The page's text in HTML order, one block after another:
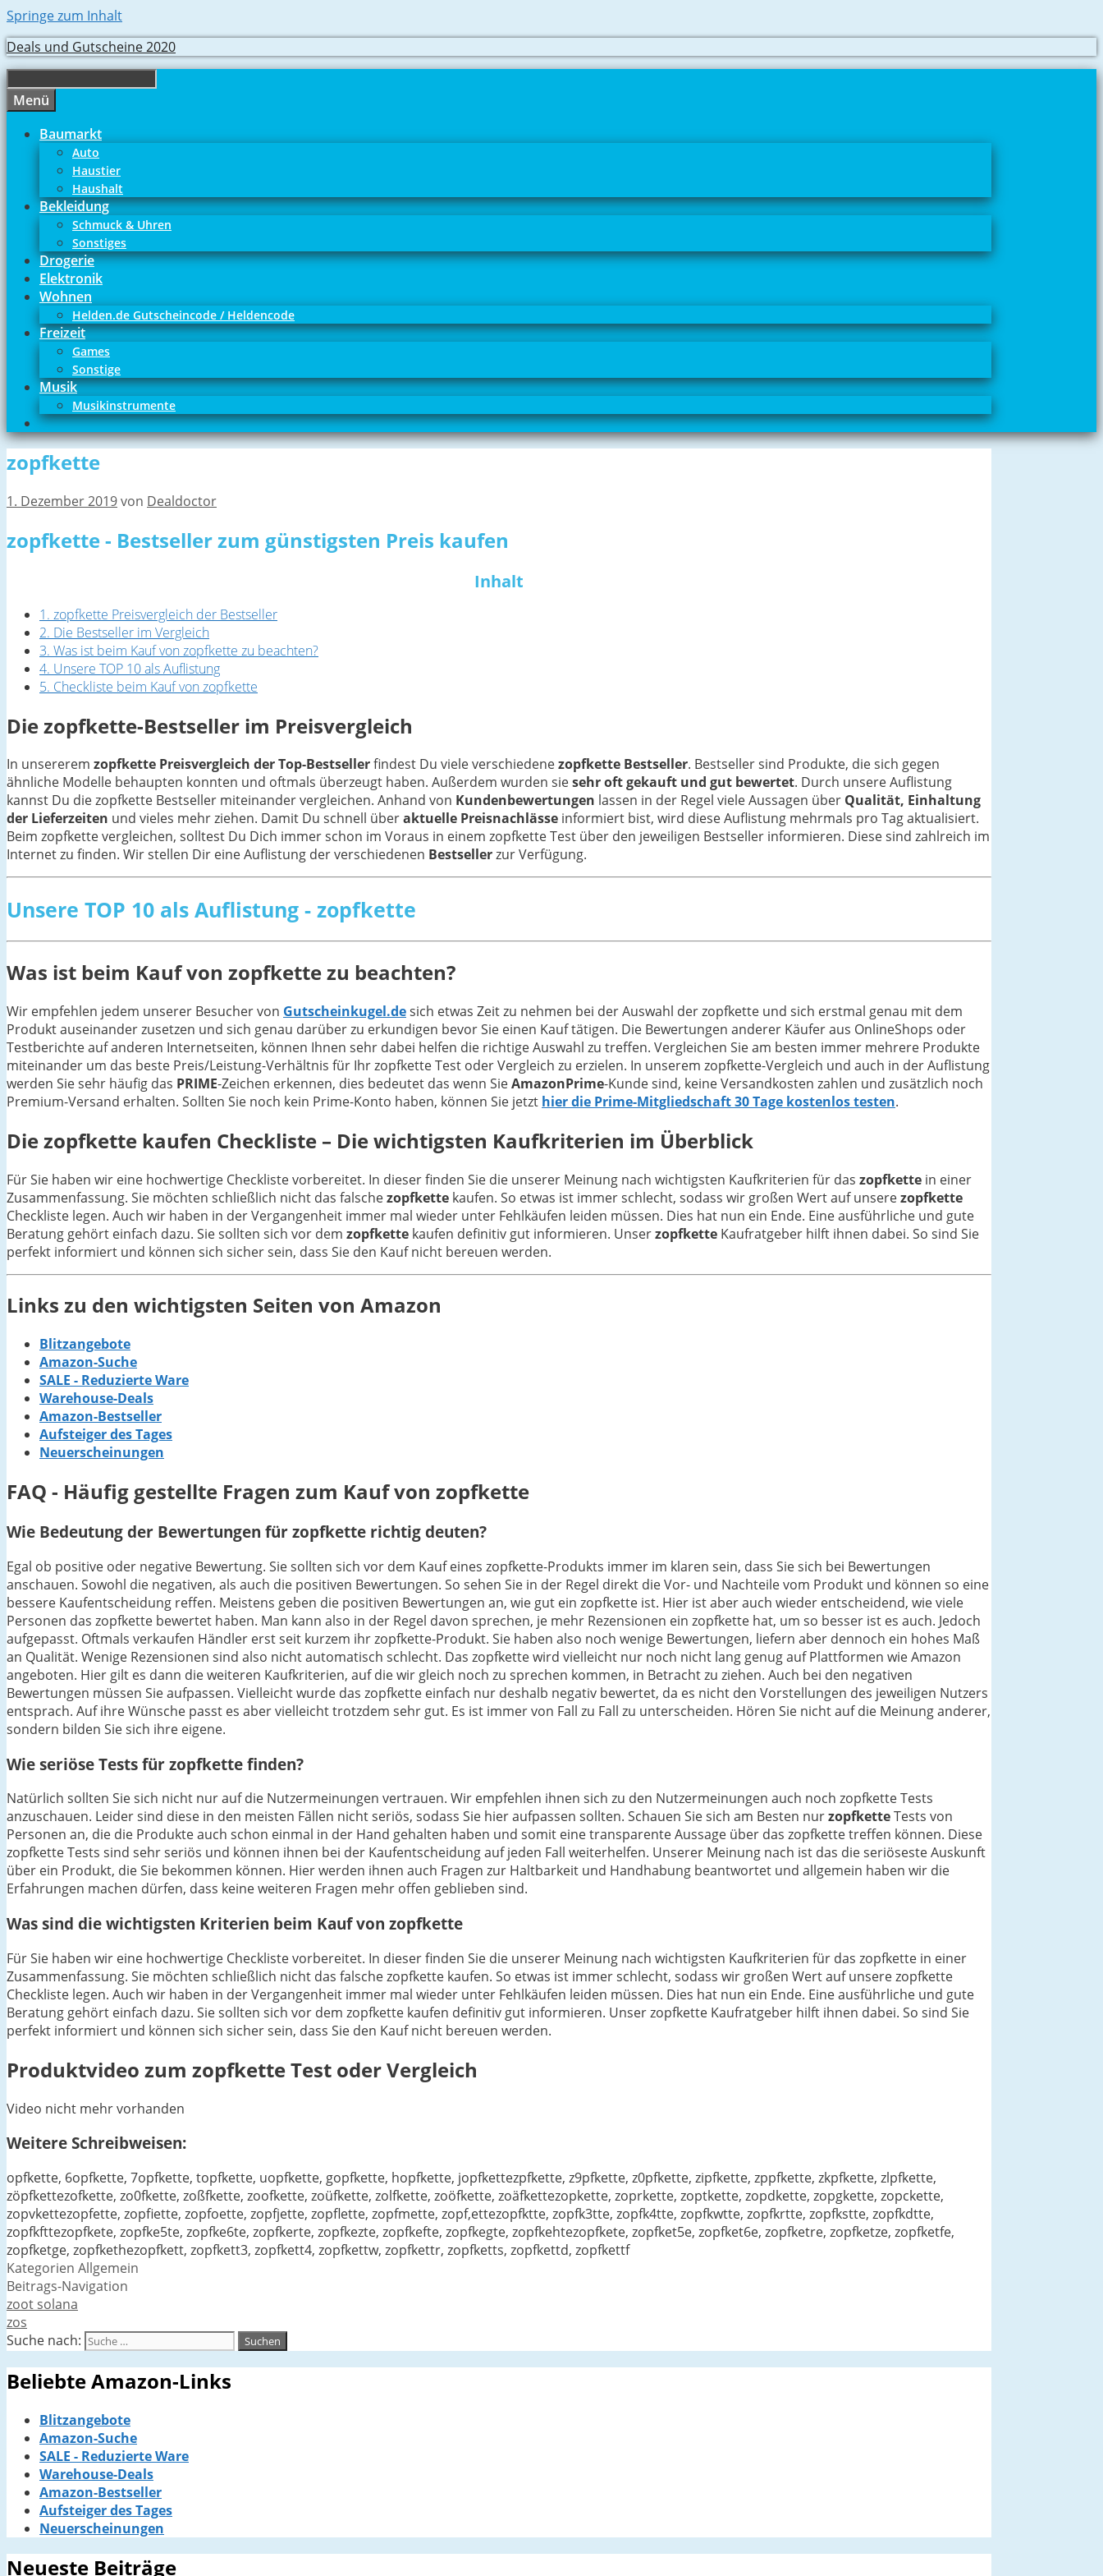
Springe zum Inhalt
Deals und Gutscheine 2020
Menü
Baumarkt
Auto
Haustier
Haushalt
Bekleidung
Schmuck & Uhren
Sonstiges
Drogerie
Elektronik
Wohnen
Helden.de Gutscheincode / Heldencode
Freizeit
Games
Sonstige
Musik
Musikinstrumente
zopfkette
1. Dezember 2019von Dealdoctor
zopfkette - Bestseller zum günstigsten Preis kaufen
Inhalt
1. zopfkette Preisvergleich der Bestseller
2. Die Bestseller im Vergleich
3. Was ist beim Kauf von zopfkette zu beachten?
4. Unsere TOP 10 als Auflistung
5. Checkliste beim Kauf von zopfkette
Die zopfkette-Bestseller im Preisvergleich
In unsererem zopfkette Preisvergleich der Top-Bestsellerfindest Du viele verschiedenezopfkette Bestseller. Bestseller sind Produkte, die sich gegen
ähnliche Modelle behaupten konnten und oftmals überzeugt haben. Außerdem wurden siesehr oft gekauft und gut bewertet. Durch unsere Auflistung
kannst Du die zopfkette Bestseller miteinander vergleichen. Anhand von Kundenbewertungen lassen in der Regel viele Aussagen über Qualität, Einhaltung
der Lieferzeiten und vieles mehr ziehen. Damit Du schnell überaktuelle Preisnachlässe informiert bist, wird diese Auflistung mehrmals pro Tag aktualisiert.
Beim zopfkette vergleichen, solltest Du Dich immer schon im Voraus in einem zopfkette Test über den jeweiligen Bestseller informieren. Diese sind zahlreich im
Internet zu finden. Wir stellen Dir eine Auflistung der verschiedenen Bestsellerzur Verfügung.
Unsere TOP 10 als Auflistung - zopfkette
Was ist beim Kauf von zopfkette zu beachten?
Wir empfehlen jedem unserer Besucher von Gutscheinkugel.desich etwas Zeit zu nehmen bei der Auswahl der zopfkette und sich erstmal genau mit dem
Produkt auseinander zusetzen und sich genau darüber zu erkundigen bevor Sie einen Kauf tätigen. Die Bewertungen anderer Käufer aus OnlineShops oder
Testberichte auf anderen Internetseiten, können Ihnen sehr dabei helfen die richtige Auswahl zu treffen. Vergleichen Sie am besten immer mehrere Produkte
miteinander um das beste Preis/Leistung-Verhältnis für Ihr zopfkette Test oder Vergleich zu erzielen. In unserem zopfkette-Vergleich und auch in der Auflistung
werden Sie sehr häufig das PRIME-Zeichen erkennen, dies bedeutet das wenn SieAmazonPrime-Kunde sind, keine Versandkosten zahlen und zusätzlich noch
Premium-Versand erhalten. Sollten Sie noch kein Prime-Konto haben, können Sie jetzt hier die Prime-Mitgliedschaft 30 Tage kostenlos testen.
Diezopfkette kaufen Checkliste – Die wichtigsten Kaufkriterien im Überblick
Für Sie haben wir eine hochwertige Checkliste vorbereitet. In dieser finden Sie die unserer Meinung nach wichtigsten Kaufkriterien für das zopfkette in einer
Zusammenfassung. Sie möchten schließlich nicht das falschezopfkette kaufen. So etwas ist immer schlecht, sodass wir großen Wert auf unserezopfkette
Checkliste legen. Auch wir haben in der Vergangenheit immer mal wieder unter Fehlkäufen leiden müssen. Dies hat nun ein Ende. Eine ausführliche und gute
Beratung gehört einfach dazu. Sie sollten sich vor dem zopfkette kaufen definitiv gut informieren. Unserzopfkette Kaufratgeber hilft ihnen dabei. So sind Sie
perfekt informiert und können sich sicher sein, dass Sie den Kauf nicht bereuen werden.
Links zu den wichtigsten Seiten von Amazon
Blitzangebote
Amazon-Suche
SALE - Reduzierte Ware
Warehouse-Deals
Amazon-Bestseller
Aufsteiger des Tages
Neuerscheinungen
FAQ - Häufig gestellte Fragen zum Kauf von zopfkette
Wie Bedeutung der Bewertungen für zopfkette richtig deuten?
Egal ob positive oder negative Bewertung. Sie sollten sich vor dem Kauf eines zopfkette-Produkts immer im klaren sein, dass Sie sich bei Bewertungen
anschauen. Sowohl die negativen, als auch die positiven Bewertungen. So sehen Sie in der Regel direkt die Vor- und Nachteile vom Produkt und können so eine
bessere Kaufentscheidung reffen. Meistens geben die positiven Bewertungen an, wie gut ein zopfkette ist. Hier ist aber auch wieder entscheidend, wie viele
Personen das zopfkette bewertet haben. Man kann also in der Regel davon sprechen, je mehr Rezensionen ein zopfkette hat, um so besser ist es auch. Jedoch
aufgepasst. Oftmals verkaufen Händler erst seit kurzem ihr zopfkette-Produkt. Sie haben also noch wenige Bewertungen, liefern aber dennoch ein hohes Maß
an Qualität. Wenige Rezensionen sind also nicht automatisch schlecht. Das zopfkette wird vielleicht nur noch nicht lang genug auf Plattformen wie Amazon
angeboten. Hier gilt es dann die weiteren Kaufkriterien, auf die wir gleich noch zu sprechen kommen, in Betracht zu ziehen. Auch bei den negativen
Bewertungen müssen Sie aufpassen. Vielleicht wurde das zopfkette einfach nur deshalb negativ bewertet, da es nicht den Vorstellungen des jeweiligen Nutzers
entsprach. Auf ihre Wünsche passt es aber vielleicht trotzdem sehr gut. Es ist immer von Fall zu Fall zu unterscheiden. Hören Sie nicht auf die Meinung anderer,
sondern bilden Sie sich ihre eigene.
Wie seriöse Tests für zopfkette finden?
Natürlich sollten Sie sich nicht nur auf die Nutzermeinungen vertrauen. Wir empfehlen ihnen sich zu den Nutzermeinungen auch noch zopfkette Tests
anzuschauen. Leider sind diese in den meisten Fällen nicht seriös, sodass Sie hier aufpassen sollten. Schauen Sie sich am Besten nurzopfketteTests von
Personen an, die die Produkte auch schon einmal in der Hand gehalten haben und somit eine transparente Aussage über das zopfkette treffen können. Diese
zopfkette Tests sind sehr seriös und können ihnen bei der Kaufentscheidung auf jeden Fall weiterhelfen. Unserer Meinung nach ist das die seriöseste Auskunft
über ein Produkt, die Sie bekommen können. Hier werden ihnen auch Fragen zur Haltbarkeit und Handhabung beantwortet und allgemein haben wir die
Erfahrungen machen dürfen, dass keine weiteren Fragen mehr offen geblieben sind.
Was sind die wichtigsten Kriterien beim Kauf von zopfkette
Für Sie haben wir eine hochwertige Checkliste vorbereitet. In dieser finden Sie die unserer Meinung nach wichtigsten Kaufkriterien für das zopfkette in einer
Zusammenfassung. Sie möchten schließlich nicht das falsche zopfkette kaufen. So etwas ist immer schlecht, sodass wir großen Wert auf unsere zopfkette
Checkliste legen. Auch wir haben in der Vergangenheit immer mal wieder unter Fehlkäufen leiden müssen. Dies hat nun ein Ende. Eine ausführliche und gute
Beratung gehört einfach dazu. Sie sollten sich vor dem zopfkette kaufen definitiv gut informieren. Unser zopfkette Kaufratgeber hilft ihnen dabei. So sind Sie
perfekt informiert und können sich sicher sein, dass Sie den Kauf nicht bereuen werden.
Produktvideo zum zopfketteTest oder Vergleich
Video nicht mehr vorhanden
Weitere Schreibweisen:
opfkette, 6opfkette, 7opfkette, topfkette, uopfkette, gopfkette, hopfkette, jopfkettezpfkette, z9pfkette, z0pfkette, zipfkette, zppfkette, zkpfkette, zlpfkette,
zöpfkettezofkette, zo0fkette, zoßfkette, zoofkette, zoüfkette, zolfkette, zoöfkette, zoäfkettezopkette, zoprkette, zoptkette, zopdkette, zopgkette, zopckette,
zopvkettezopfette, zopfiette, zopfoette, zopfjette, zopflette, zopfmette, zopf,ettezopfktte, zopfk3tte, zopfk4tte, zopfkwtte, zopfkrtte, zopfkstte, zopfkdtte,
zopfkfttezopfkete, zopfke5te, zopfke6te, zopfkerte, zopfkezte, zopfkefte, zopfkegte, zopfkehtezopfkete, zopfket5e, zopfket6e, zopfketre, zopfketze, zopfketfe,
zopfketge, zopfkethezopfkett, zopfkett3, zopfkett4, zopfkettw, zopfkettr, zopfketts, zopfkettd, zopfkettf
Kategorien Allgemein
Beitrags-Navigation
zoot solana
zos
Suche nach:
Beliebte Amazon-Links
Blitzangebote
Amazon-Suche
SALE - Reduzierte Ware
Warehouse-Deals
Amazon-Bestseller
Aufsteiger des Tages
Neuerscheinungen
Neueste Beiträge